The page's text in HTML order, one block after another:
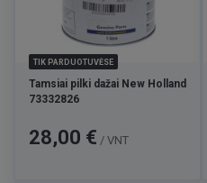
TIK PARDUOTUVĖSE
Tamsiai pilki dažai New Holland
73332826
Kaina
28,00 € / VNT